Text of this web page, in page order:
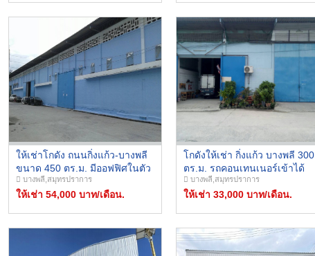
ให้เช่าโกดัง ถนนกิ่งแก้ว-บางพลี
ขนาด 450 ตร.ม. มีออฟฟิศในตัว
บางพลี,สมุทรปราการ
ให้เช่า 54,000 บาท/เดือน.
โกดังให้เช่า กิ่งแก้ว บางพลี 300
ตร.ม. รถคอนเทนเนอร์เข้าได้
ใกล้บางนา กม.12
บางพลี,สมุทรปราการ
ให้เช่า 33,000 บาท/เดือน.